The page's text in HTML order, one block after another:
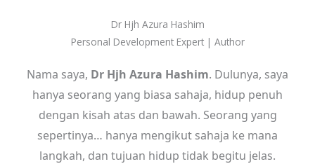
Nama saya, Dr Hjh Azura Hashim. Dulunya, saya
hanya seorang yang biasa sahaja, hidup penuh
dengan kisah atas dan bawah. Seorang yang
sepertinya… hanya mengikut sahaja ke mana
langkah, dan tujuan hidup tidak begitu jelas.
Dr Hjh Azura Hashim
Personal Development Expert | Author